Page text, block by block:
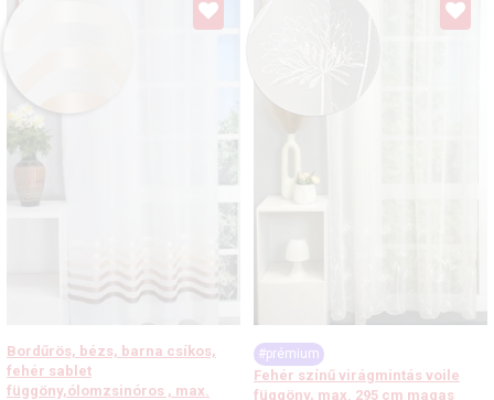
Bordűrös, bézs, barna csíkos,
fehér sablet
függöny,ólomzsinóros , max.
#prémium
Fehér színű virágmintás voile
függöny, max. 295 cm magas